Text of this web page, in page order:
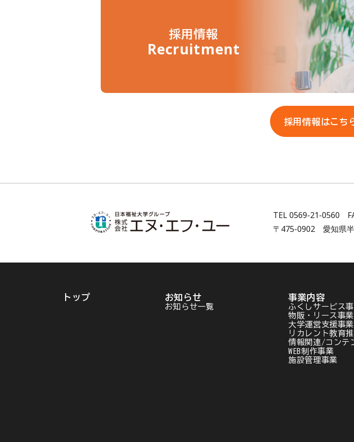
採用情報
Recruitment
採用情報はこち
TEL 0569-21-0560
〒475-0902 愛知県
トップ お知らせ
お知らせ一覧
事業内容
ふくしサービス
物販・リース事業
大学運営支援事業
リカレント教育
情報関連/コンテ
WEB制作事業
施設管理事業